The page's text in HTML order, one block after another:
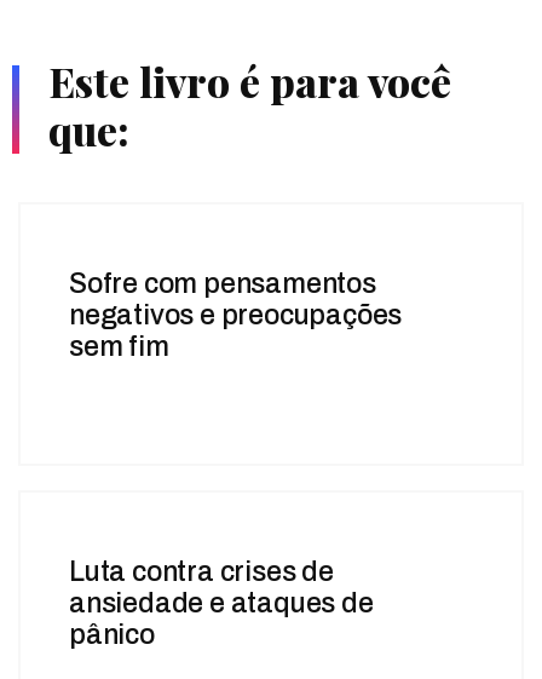
Este livro é para você
que:
Sofre com pensamentos
negativos e preocupações
sem fim
Luta contra crises de
ansiedade e ataques de
pânico